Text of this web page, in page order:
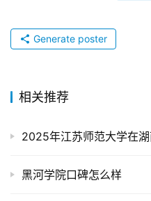
Generate poster
相关推荐
2025年江苏师范大学在
黑河学院口碑怎么样